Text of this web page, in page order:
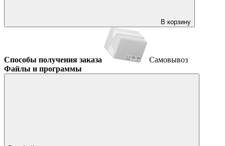
В корзину
Способы получения заказа
Самовывоз
Файлы и программы